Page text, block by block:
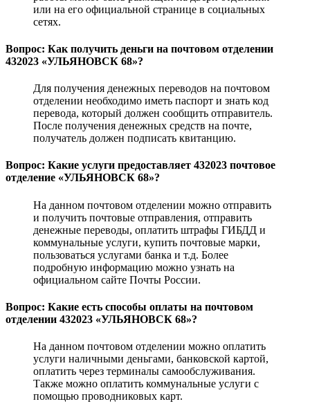
или на его официальной странице в социальных
сетях.
Вопрос: Как получить деньги на почтовом отделении
432023 «УЛЬЯНОВСК 68»?
Для получения денежных переводов на почтовом
отделении необходимо иметь паспорт и знать код
перевода, который должен сообщить отправитель.
После получения денежных средств на почте,
получатель должен подписать квитанцию.
Вопрос: Какие услуги предоставляет 432023 почтовое
отделение «УЛЬЯНОВСК 68»?
На данном почтовом отделении можно отправить
и получить почтовые отправления, отправить
денежные переводы, оплатить штрафы ГИБДД и
коммунальные услуги, купить почтовые марки,
пользоваться услугами банка и т.д. Более
подробную информацию можно узнать на
официальном сайте Почты России.
Вопрос: Какие есть способы оплаты на почтовом
отделении 432023 «УЛЬЯНОВСК 68»?
На данном почтовом отделении можно оплатить
услуги наличными деньгами, банковской картой,
оплатить через терминалы самообслуживания.
Также можно оплатить коммунальные услуги с
помощью проводниковых карт.